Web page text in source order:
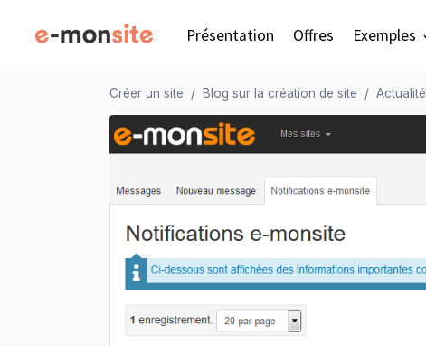
Présentation Offres Exemples
Créer un site Blog sur la création de site Actualité